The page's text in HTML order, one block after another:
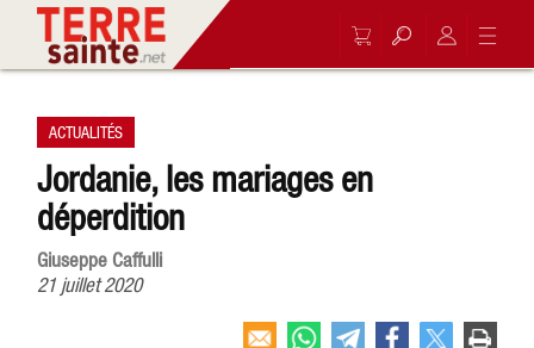
ACTUALITÉS
Jordanie, les mariages en
déperdition
Giuseppe Caffulli
21 juillet 2020